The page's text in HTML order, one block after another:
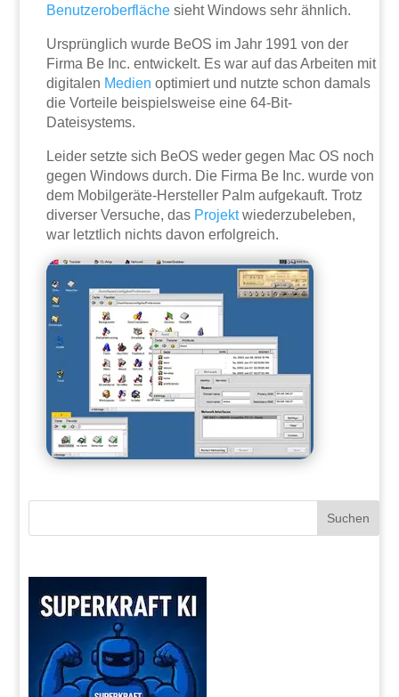
Benutzeroberfläche sieht Windows sehr ähnlich.
Ursprünglich wurde BeOS im Jahr 1991 von der
Firma Be Inc. entwickelt. Es war auf das Arbeiten mit
digitalen Medien optimiert und nutzte schon damals
die Vorteile beispielsweise eine 64-Bit-
Dateisystems.
Leider setzte sich BeOS weder gegen Mac OS noch
gegen Windows durch. Die Firma Be Inc. wurde von
dem Mobilgeräte-Hersteller Palm aufgekauft. Trotz
diverser Versuche, das Projektwiederzubeleben,
war letztlich nichts davon erfolgreich.